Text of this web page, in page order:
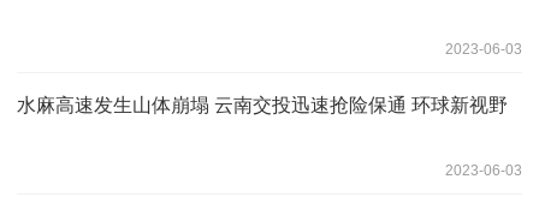
2023-06-03
水麻高速发生山体崩塌 云南交投迅速抢险保通 环球新视野
2023-06-03